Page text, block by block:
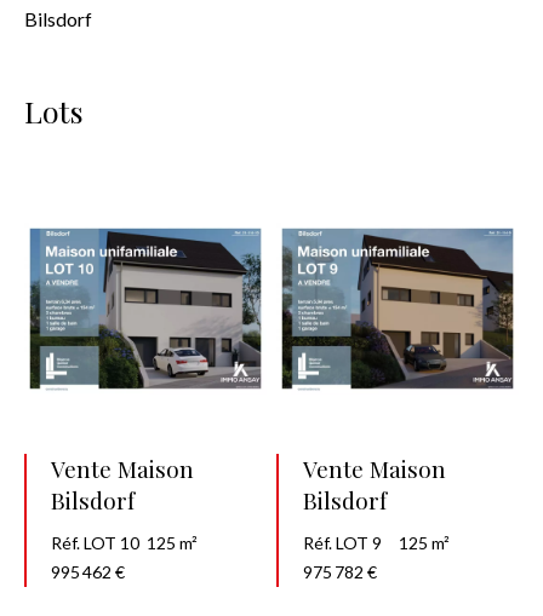
Bilsdorf
Lots
Vente Maison
Bilsdorf
Réf. LOT 10 125 m²
995 462 €
Vente Maison
Bilsdorf
Réf. LOT 9
125 m²
975 782 €